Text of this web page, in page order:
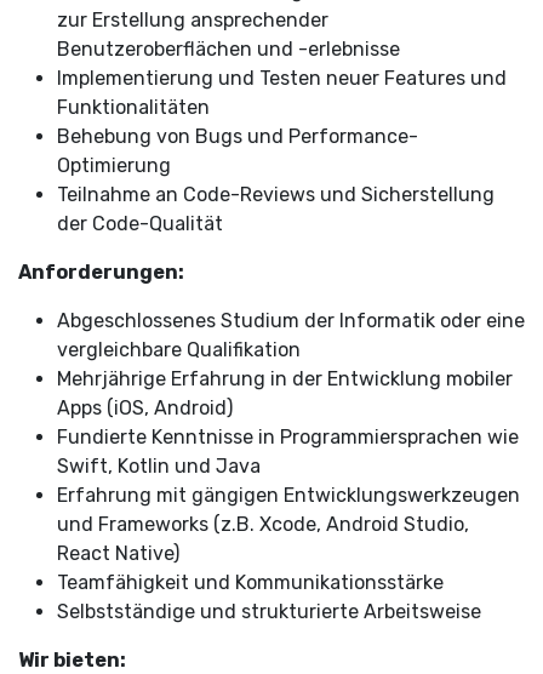
zur Erstellung ansprechender
Benutzeroberflächen und -erlebnisse
Implementierung und Testen neuer Features und
Funktionalitäten
Behebung von Bugs und Performance-
Optimierung
Teilnahme an Code-Reviews und Sicherstellung
der Code-Qualität
Anforderungen:
Abgeschlossenes Studium der Informatik oder eine
vergleichbare Qualifikation
Mehrjährige Erfahrung in der Entwicklung mobiler
Apps (iOS, Android)
Fundierte Kenntnisse in Programmiersprachen wie
Swift, Kotlin und Java
Erfahrung mit gängigen Entwicklungswerkzeugen
und Frameworks (z.B. Xcode, Android Studio,
React Native)
Teamfähigkeit und Kommunikationsstärke
Selbstständige und strukturierte Arbeitsweise
Wir bieten: